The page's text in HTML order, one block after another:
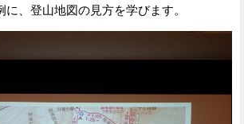
、登山地図の見方を学びます。